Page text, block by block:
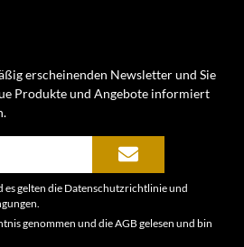
erscheinenden Newsletter und Sie
Produkte und Angebote informiert
es gelten die Datenschutzrichtlinieund
genommen und dieAGB gelesen und bin